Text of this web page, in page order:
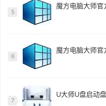
5
魔方电脑大师
6
魔方电脑大师
7